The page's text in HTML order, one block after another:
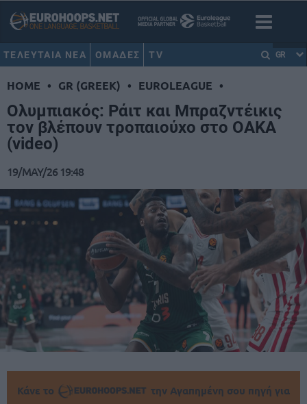
ΤΕΛΕΥΤΑΙΑ ΝΕΑ ΟΜΑΔΕΣ TV GR
HOME • GR (GREEK) • EUROLEAGUE •
Ολυμπιακός: Ράιτ και Μπραζντέικις
τον βλέπουν τροπαιούχο στο ΟΑΚΑ
(video)
19/MAY/26 19:48
Κάνε το
την Αγαπημένη σου πηγή για